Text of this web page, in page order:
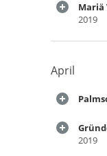
Mariä
2019
April
2019